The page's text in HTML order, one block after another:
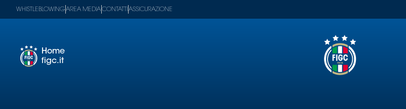
WHISTLEBLOWINGAREA MEDIACONTATTI ASSICURAZIONE
Home
figc.it